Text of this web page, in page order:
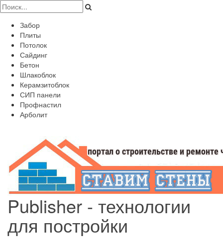
Забор
Плиты
Потолок
Сайдинг
Бетон
Шлакоблок
Керамзитоблок
СИП панели
Профнастил
Арболит
Publisher - технологии
для постройки